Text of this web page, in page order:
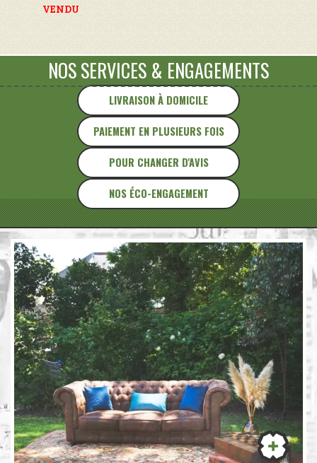
VENDU
LIVRAISON À DOMICILE
PAIEMENT EN PLUSIEURS FOIS
NOS SERVICES & ENGAGEMENTS
POUR CHANGER D'AVIS
NOS ÉCO-ENGAGEMENT